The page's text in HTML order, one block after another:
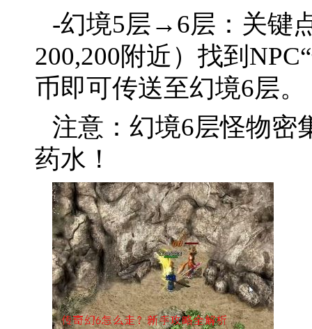
-幻境5层→6层：关键
200,200附近）找到
币即可传送至幻境6层。
注意：幻境6层怪物密
药水！